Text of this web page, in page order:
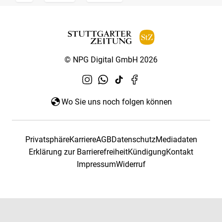
© NPG Digital GmbH 2026
Wo Sie uns noch folgen können
PrivatsphäreKarriereAGBDatenschutzMediadaten
Erklärung zur BarrierefreiheitKündigungKontakt
ImpressumWiderruf